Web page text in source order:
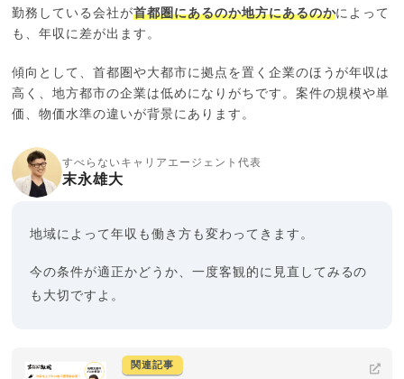
勤務している会社が首都圏にあるのか地方にあるのかによって
も、年収に差が出ます。
傾向として、首都圏や大都市に拠点を置く企業のほうが年収は
高く、地方都市の企業は低めになりがちです。案件の規模や単
価、物価水準の違いが背景にあります。
すべらないキャリアエージェント代表
末永雄大
地域によって年収も働き方も変わってきます。
今の条件が適正かどうか、一度客観的に見直してみるの
も大切ですよ。
関連記事